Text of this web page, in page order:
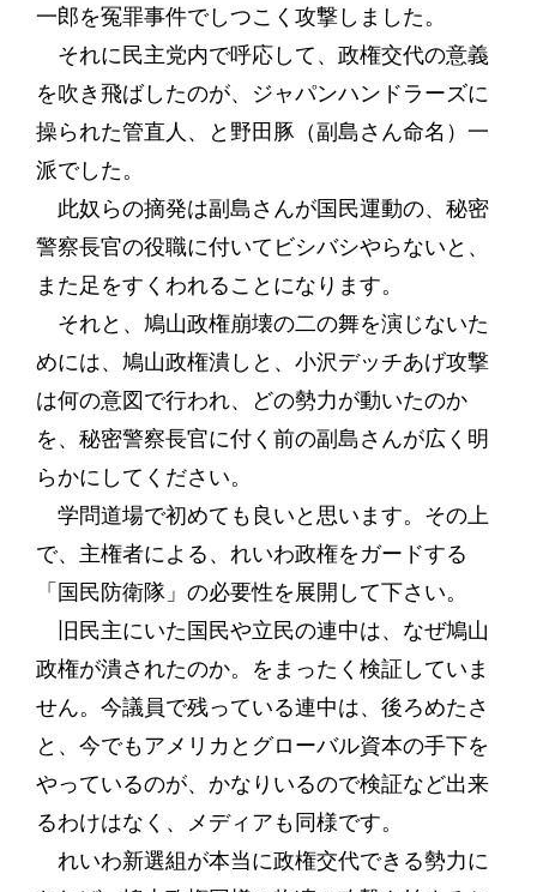
一郎を冤罪事件でしつこく攻撃しました。
それに民主党内で呼応して、政権交代の意義
を吹き飛ばしたのが、ジャパンハンドラーズに
操られた管直人、と野田豚（副島さん命名）一
派でした。
此奴らの摘発は副島さんが国民運動の、秘密
警察長官の役職に付いてビシバシやらないと、
また足をすくわれることになります。
それと、鳩山政権崩壊の二の舞を演じないた
めには、鳩山政権潰しと、小沢デッチあげ攻撃
は何の意図で行われ、どの勢力が動いたのか
を、秘密警察長官に付く前の副島さんが広く明
らかにしてください。
学問道場で初めても良いと思います。その上
で、主権者による、れいわ政権をガードする
「国民防衛隊」の必要性を展開して下さい。
旧民主にいた国民や立民の連中は、なぜ鳩山
政権が潰されたのか。をまったく検証していま
せん。今議員で残っている連中は、後ろめたさ
と、今でもアメリカとグローバル資本の手下を
やっているのが、かなりいるので検証など出来
るわけはなく、メディアも同様です。
れいわ新選組が本当に政権交代できる勢力に